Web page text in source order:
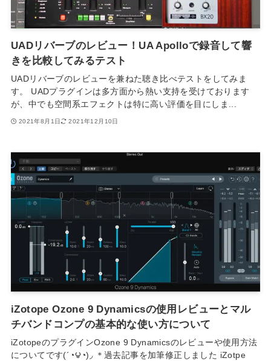
UADリバーブのレビュー！UA Apolloで録音して響
きを比較してみるテスト
UADリバーブのレビューを兼ねた聴き比べテストをしてみま
す。 UADプラグインは多方面から熱い支持を受けております
が、中でも空間系エフェクトは特に高い評価を目にしま...
2021年8月1日 2021年12月10日
iZotope Ozone 9 Dynamicsの使用レビューとマル
チバンドコンプの基本的な使い方について
iZotopeのプラグインOzone 9 Dynamicsのレビューや使用方法
についてです(´◔౪◔)◞ ＊過去記事を加筆修正しました iZotpe